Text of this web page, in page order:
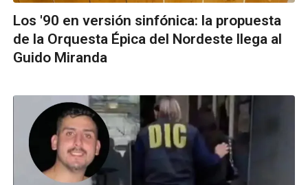
Los '90 en versión sinfónica: la propuesta
de la Orquesta Épica del Nordeste llega al
Guido Miranda